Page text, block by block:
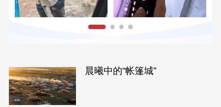
晨曦中的“帐篷城”